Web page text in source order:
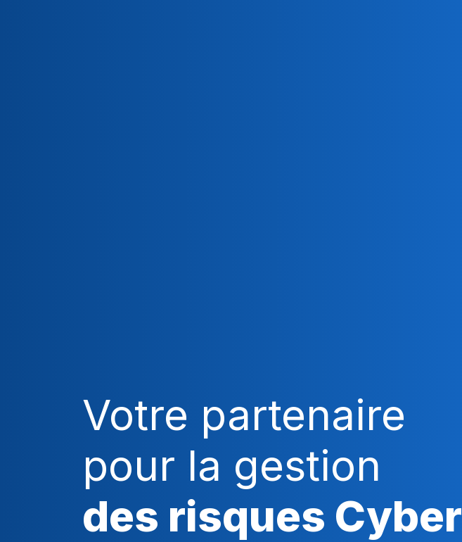
Votre partenaire
pour la gestion
des risques Cyber